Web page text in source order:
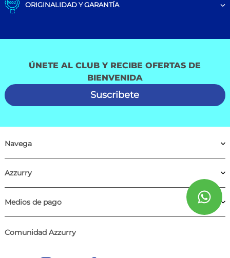
ORIGINALIDAD Y GARANTÍA
ÚNETE AL CLUB Y RECIBE OFERTAS DE
BIENVENIDA
Suscribete
Navega
Azzurry
Medios de pago
Comunidad Azzurry